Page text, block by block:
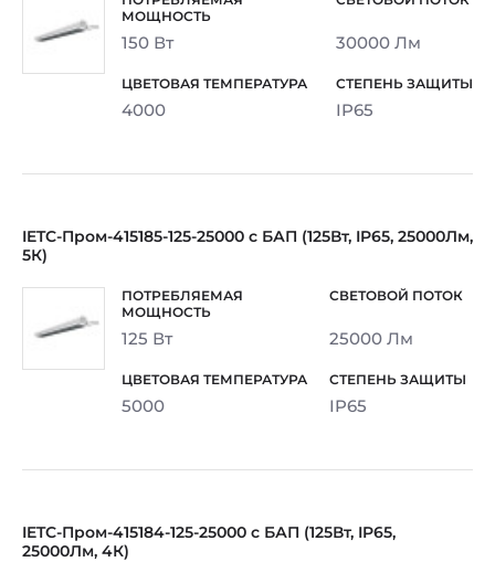
150 Вт 30000 Лм
4000 IP65
IETC-Пром-415185-125-25000 с БАП (125Вт, IP65, 25000Лм,
5К)
125 Вт 25000 Лм
5000 IP65
IETC-Пром-415184-125-25000 с БАП (125Вт, IP65,
25000Лм, 4К)